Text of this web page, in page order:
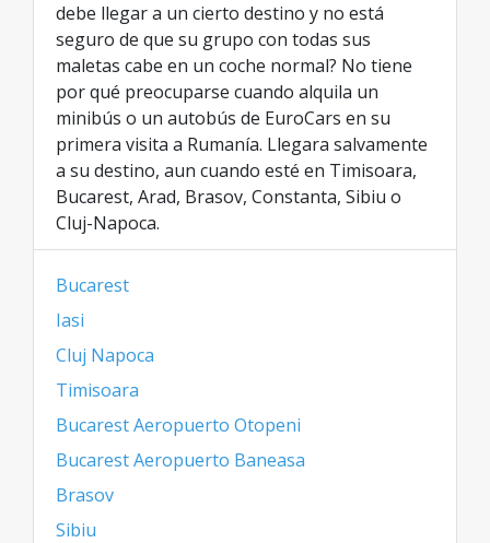
debe llegar a un cierto destino y no está
seguro de que su grupo con todas sus
maletas cabe en un coche normal? No tiene
por qué preocuparse cuando alquila un
minibús o un autobús de EuroCars en su
primera visita a Rumanía. Llegara salvamente
a su destino, aun cuando esté en Timisoara,
Bucarest, Arad, Brasov, Constanta, Sibiu o
Cluj-Napoca.
Bucarest
Iasi
Cluj Napoca
Timisoara
Bucarest Aeropuerto Otopeni
Bucarest Aeropuerto Baneasa
Brasov
Sibiu